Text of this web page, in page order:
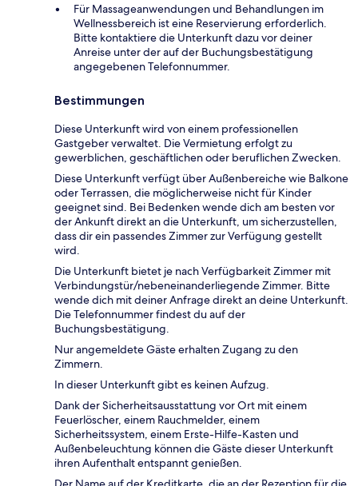
Für Massageanwendungen und Behandlungen im
Wellnessbereich ist eine Reservierung erforderlich.
Bitte kontaktiere die Unterkunft dazu vor deiner
Anreise unter der auf der Buchungsbestätigung
angegebenen Telefonnummer.
Bestimmungen
Diese Unterkunft wird von einem professionellen
Gastgeber verwaltet. Die Vermietung erfolgt zu
gewerblichen, geschäftlichen oder beruflichen Zwecken.
Diese Unterkunft verfügt über Außenbereiche wie Balkone
oder Terrassen, die möglicherweise nicht für Kinder
geeignet sind. Bei Bedenken wende dich am besten vor
der Ankunft direkt an die Unterkunft, um sicherzustellen,
dass dir ein passendes Zimmer zur Verfügung gestellt
wird.
Die Unterkunft bietet je nach Verfügbarkeit Zimmer mit
Verbindungstür/nebeneinanderliegende Zimmer. Bitte
wende dich mit deiner Anfrage direkt an deine Unterkunft.
Die Telefonnummer findest du auf der
Buchungsbestätigung.
Nur angemeldete Gäste erhalten Zugang zu den
Zimmern.
In dieser Unterkunft gibt es keinen Aufzug.
Dank der Sicherheitsausstattung vor Ort mit einem
Feuerlöscher, einem Rauchmelder, einem
Sicherheitssystem, einem Erste-Hilfe-Kasten und
Außenbeleuchtung können die Gäste dieser Unterkunft
ihren Aufenthalt entspannt genießen.